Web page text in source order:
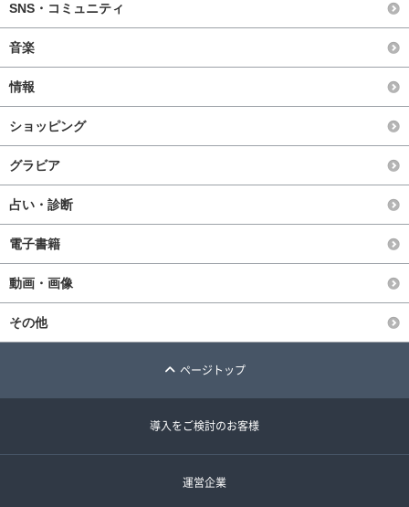
SNS・コミュニティ
音楽
情報
ショッピング
グラビア
占い・診断
電子書籍
動画・画像
その他
ページトップ
導入をご検討のお客様
運営企業